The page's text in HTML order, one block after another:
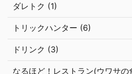
ダレトク (1)
トリックハンター (6)
ドリンク (3)
なるほど！レストラン(ウワサの